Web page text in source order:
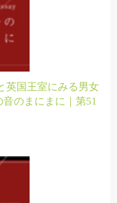
英国王室にみる男女
のまにまに｜第51